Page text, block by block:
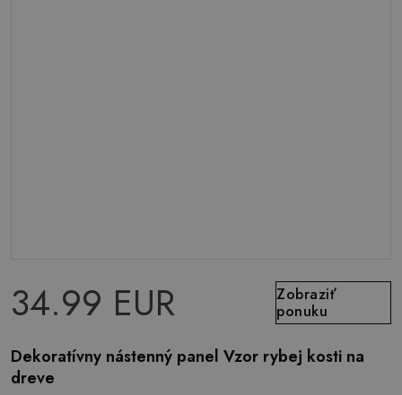
34.99 EUR
Zobraziť
ponuku
Dekoratívny nástenný panel Vzor rybej kosti na
dreve